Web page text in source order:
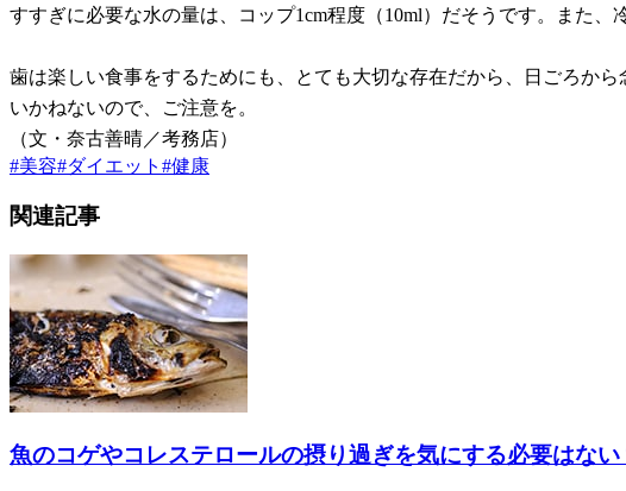
すすぎに必要な水の量は、コップ1cm程度（10ml）だそうです。また
歯は楽しい食事をするためにも、とても大切な存在だから、日ごろか
いかねないので、ご注意を。
（文・奈古善晴／考務店）
#美容#ダイエット #健康
関連記事
魚のコゲやコレステロールの摂り過ぎを気にする必要はない